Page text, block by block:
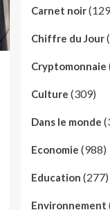
Carnet noir
Chiffre du Jour
Cryptomonnaie
Culture (309)
Dans le monde
Economie (988)
Education (277)
Environnement